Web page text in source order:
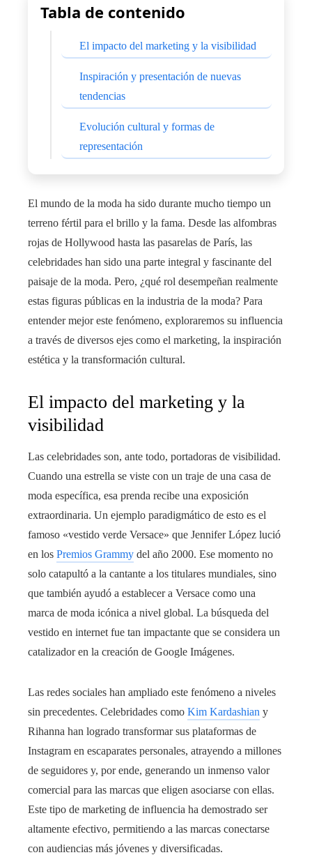
Tabla de contenido
El impacto del marketing y la visibilidad
Inspiración y presentación de nuevas
tendencias
Evolución cultural y formas de
representación
El mundo de la moda ha sido durante mucho tiempo un
terreno fértil para el brillo y la fama. Desde las alfombras
rojas de Hollywood hasta las pasarelas de París, las
celebridades han sido una parte integral y fascinante del
paisaje de la moda. Pero, ¿qué rol desempeñan realmente
estas figuras públicas en la industria de la moda? Para
entender mejor este fenómeno, exploraremos su influencia
a través de diversos ejes como el marketing, la inspiración
estética y la transformación cultural.
El impacto del marketing y la
visibilidad
Las celebridades son, ante todo, portadoras de visibilidad.
Cuando una estrella se viste con un traje de una casa de
moda específica, esa prenda recibe una exposición
extraordinaria. Un ejemplo paradigmático de esto es el
famoso «vestido verde Versace» que Jennifer López lució
en los Premios Grammy del año 2000. Ese momento no
solo catapultó a la cantante a los titulares mundiales, sino
que también ayudó a establecer a Versace como una
marca de moda icónica a nivel global. La búsqueda del
vestido en internet fue tan impactante que se considera un
catalizador en la creación de Google Imágenes.
Las redes sociales han ampliado este fenómeno a niveles
sin precedentes. Celebridades como Kim Kardashian y
Rihanna han logrado transformar sus plataformas de
Instagram en escaparates personales, atrayendo a millones
de seguidores y, por ende, generando un inmenso valor
comercial para las marcas que eligen asociarse con ellas.
Este tipo de marketing de influencia ha demostrado ser
altamente efectivo, permitiendo a las marcas conectarse
con audiencias más jóvenes y diversificadas.